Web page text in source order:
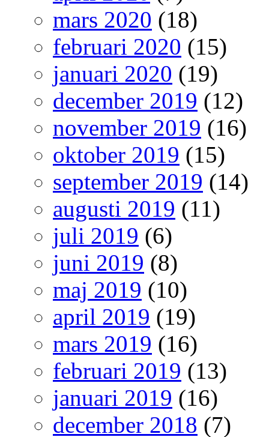
mars 2020 (18)
februari 2020 (15)
januari 2020 (19)
december 2019 (12)
november 2019 (16)
oktober 2019 (15)
september 2019 (14)
augusti 2019 (11)
juli 2019 (6)
juni 2019 (8)
maj 2019 (10)
april 2019 (19)
mars 2019 (16)
februari 2019 (13)
januari 2019 (16)
december 2018 (7)